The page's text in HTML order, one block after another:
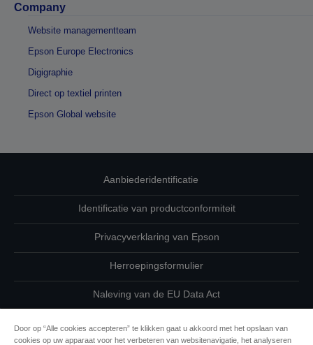
Company
Website managementteam
Epson Europe Electronics
Digigraphie
Direct op textiel printen
Epson Global website
Aanbiederidentificatie
Identificatie van productconformiteit
Privacyverklaring van Epson
Herroepingsformulier
Naleving van de EU Data Act
Door op “Alle cookies accepteren” te klikken gaat u akkoord met het opslaan van
cookies op uw apparaat voor het verbeteren van websitenavigatie, het analyseren